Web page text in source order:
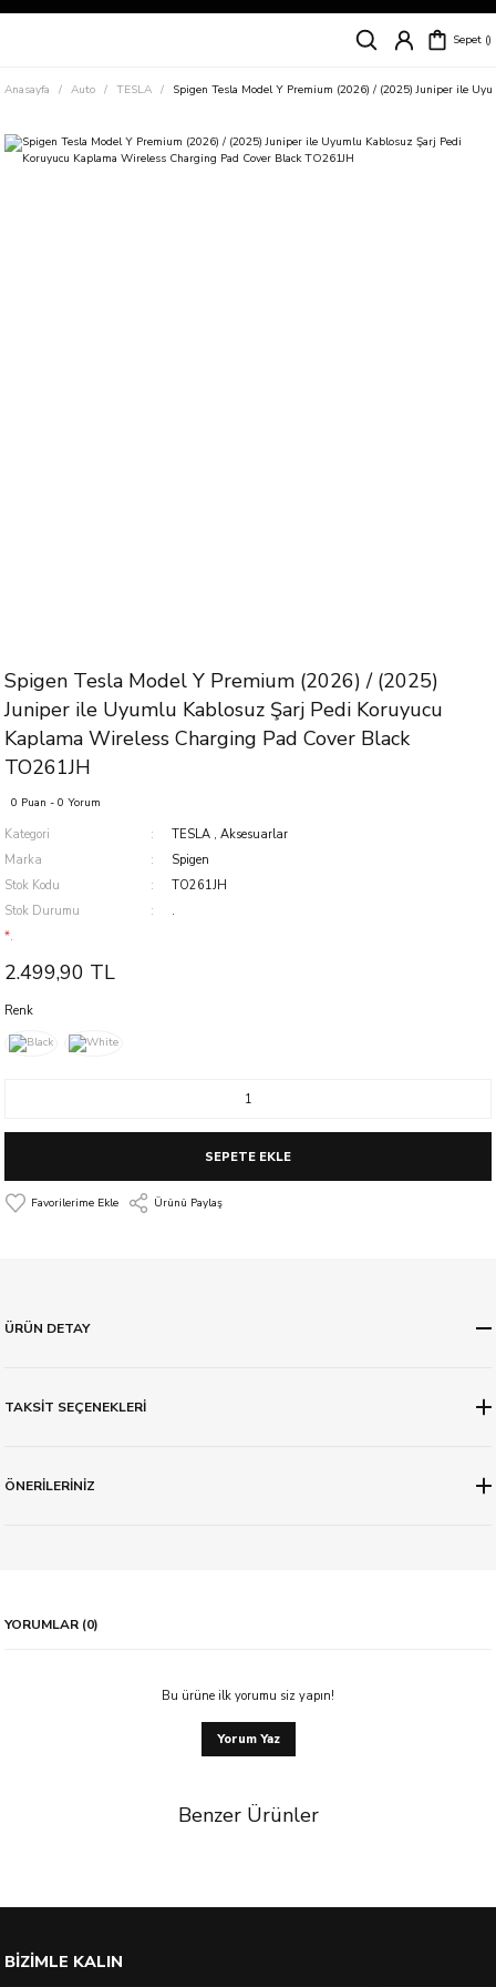
Siparişleriniz
Süper İndirimli Fiyatlar
Sepet
Anasayfa Auto TESLA Spigen Tesla Model Y Premium (2026) / (2025) Juniper ile
Spigen Tesla Model Y Premium (2026) / (2025)
Juniper ile Uyumlu Kablosuz Şarj Pedi Koruyucu
Kaplama Wireless Charging Pad Cover Black
TO261JH
0 Puan - 0 Yorum
Kategori TESLA , Aksesuarlar
Marka
Spigen
Stok Kodu
TO261JH
Stok Durumu
.
*.
2.499,90 TL
Renk
SEPETE EKLE
Ürünü Paylaş
ÜRÜN DETAY
TAKSİT SEÇENEKLERİ
ÖNERİLERİNİZ
YORUMLAR (0)
Bu ürüne ilk yorumu siz yapın!
Yorum Yaz
Benzer Ürünler
BİZİMLE KALIN